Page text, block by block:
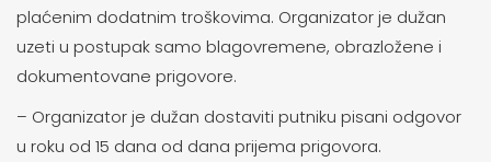
plaćenim dodatnim troškovima. Organizator je dužan
uzeti u postupak samo blagovremene, obrazložene i
dokumentovane prigovore.
– Organizator je dužan dostaviti putniku pisani odgovor
u roku od 15 dana od dana prijema prigovora.